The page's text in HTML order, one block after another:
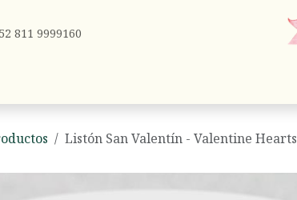
811 9999160
Listón San Valentín - Valentine Hearts